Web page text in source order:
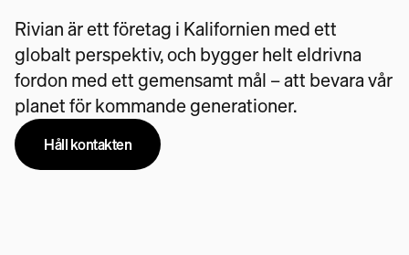
Rivian är ett företag i Kalifornien med ett
globalt perspektiv, och bygger helt eldrivna
fordon med ett gemensamt mål – att bevara vår
planet för kommande generationer.
Håll kontakten